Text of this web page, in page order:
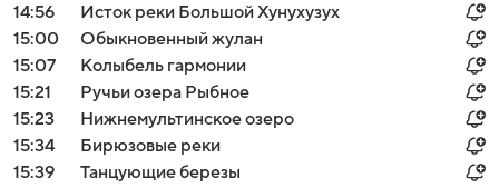
14:56
Исток реки Большой Хунухузух
15:00
Обыкновенный жулан
15:07
Колыбель гармонии
15:21
Ручьи озера Рыбное
15:23
Нижнемультинское озеро
15:34
Бирюзовые реки
15:39
Танцующие березы